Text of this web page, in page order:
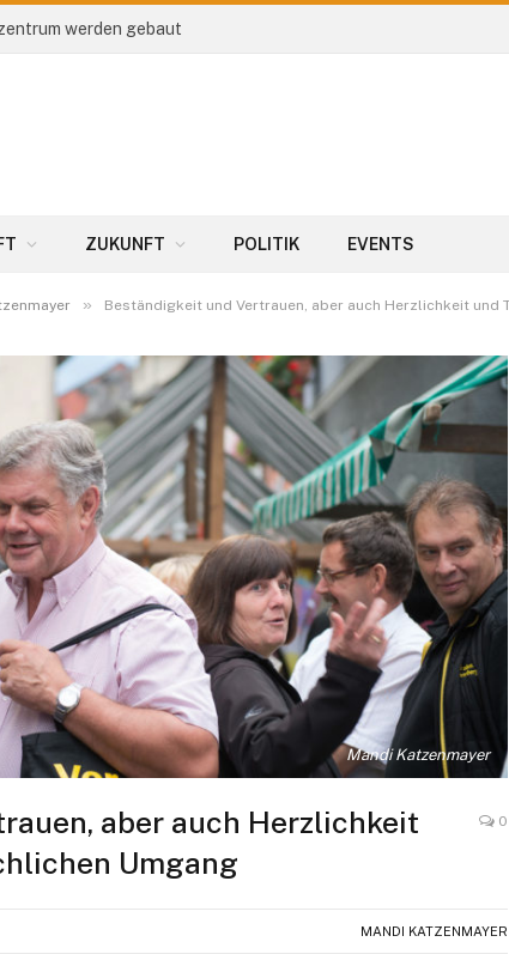
werden gebaut
ZUKUNFT POLITIK EVENTS
» Beständigkeit und Vertrauen, aber auch Herzlichkeit und
Mandi Katzenmayer
aber auch Herzlichkeit
Umgang
0
MANDI KATZENMAYER